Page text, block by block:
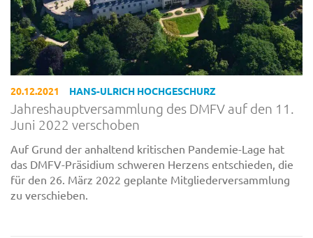
20.12.2021 HANS-ULRICH HOCHGESCHURZ
Jahreshauptversammlung des DMFV auf den 11.
Juni 2022 verschoben
Auf Grund der anhaltend kritischen Pandemie-Lage hat
das DMFV-Präsidium schweren Herzens entschieden, die
für den 26. März 2022 geplante Mitgliederversammlung
zu verschieben.